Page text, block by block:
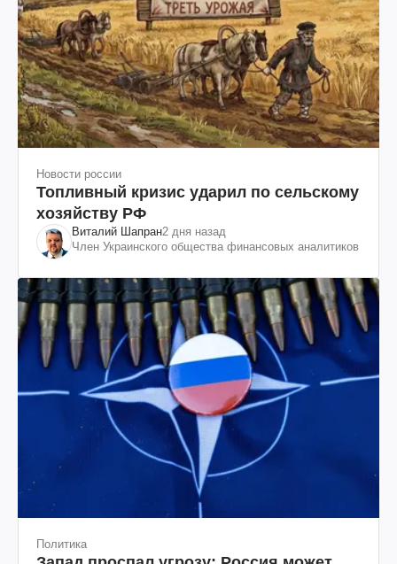
Новости россии
Топливный кризис ударил по сельскому
хозяйству РФ
Виталий Шапран2 дня назад
Член Украинского общества финансовых аналитиков
Политика